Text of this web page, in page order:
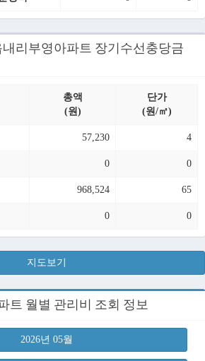
내리부영아파트 장기수선충당금
총액
(원)
단가
(원/㎡)
57,230 4
0 0
968,524 65
0 0
지도보기
트 월별 관리비 조회 정보
2026년 05월